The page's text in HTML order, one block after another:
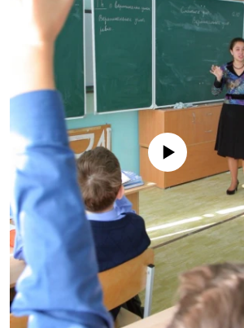
No media source currently